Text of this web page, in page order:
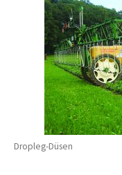
Dropleg-Düsen